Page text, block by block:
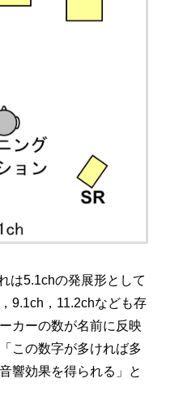
は5.1chの発展形として
9.1ch，11.2chなども存
カーの数が名前に反映
この数字が多ければ多
響効果を得られる」と